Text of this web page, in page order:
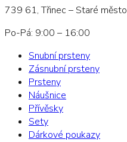
739 61, Třinec – Staré město
Po-Pá: 9:00 – 16:00
Snubní prsteny
Zásnubní prsteny
Prsteny
Náušnice
Přívěsky
Sety
Dárkové poukazy